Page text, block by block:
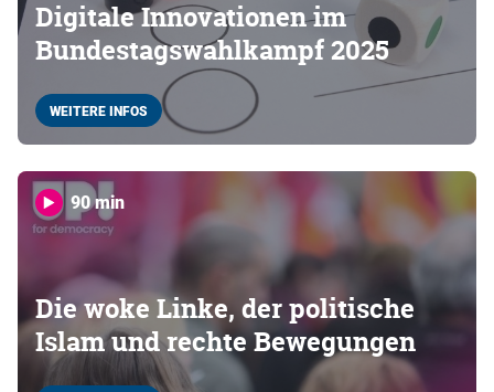
Digitale Innovationen im
Bundestagswahlkampf 2025
WEITERE INFOS
90 min
Die woke Linke, der politische
Islam und rechte Bewegungen